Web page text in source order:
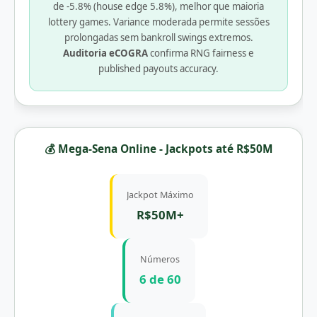
de -5.8% (house edge 5.8%), melhor que maioria
lottery games. Variance moderada permite sessões
prolongadas sem bankroll swings extremos.
Auditoria eCOGRAconfirma RNG fairness e
published payouts accuracy.
💰 Mega-Sena Online - Jackpots até R$50M
Jackpot Máximo
R$50M+
Números
6 de 60